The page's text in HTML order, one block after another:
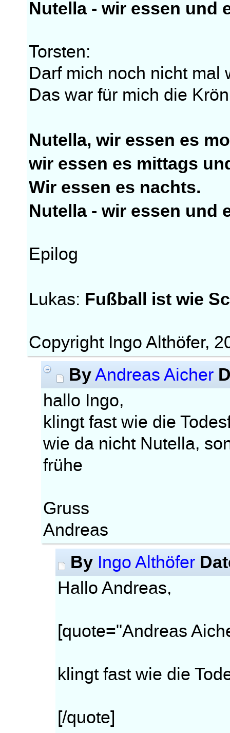
Nutella - wir essen und
Torsten:
Darf mich noch nicht mal
Das war für mich die
Nutella, wir essen es
wir essen es mittags
Wir essen es nachts.
Nutella - wir essen und
Epilog
Lukas: Fußball ist wie
Copyright Ingo Althöfer,
ByAndreas Aicher
hallo Ingo,
klingt fast wie die
wie da nicht Nutella,
frühe
Gruss
Andreas
By Ingo Althöfer
Hallo Andreas,
[quote="Andreas
klingt fast wie die
[/quote]